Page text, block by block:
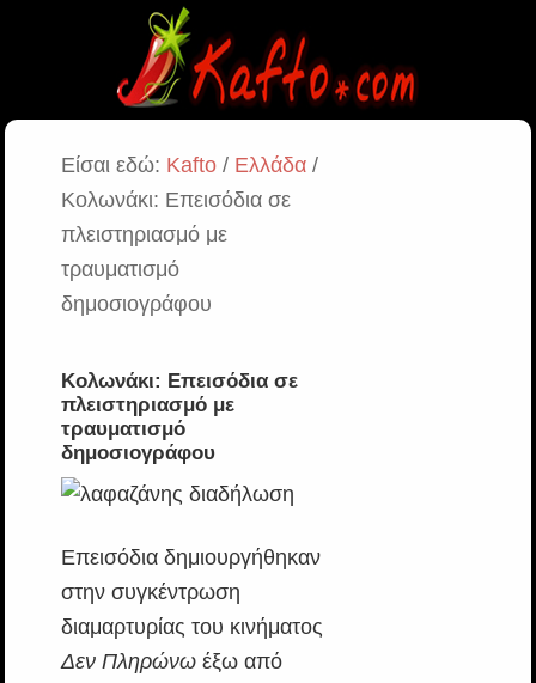
Είσαι εδώ: Kafto/ Ελλάδα/
Κολωνάκι: Επεισόδια σε
πλειστηριασμό με
τραυματισμό
δημοσιογράφου
Κολωνάκι: Επεισόδια σε
πλειστηριασμό με
τραυματισμό
δημοσιογράφου
Επεισόδια δημιουργήθηκαν
στην συγκέντρωση
διαμαρτυρίας του κινήματος
Δεν Πληρώνωέξω από